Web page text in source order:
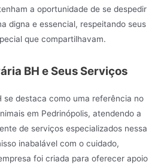
a oportunidade de se despedir
digna e essencial, respeitando seus
que compartilhavam.
BH e Seus Serviços
se destaca como uma referência no
em Pedrinópolis, atendendo a
de serviços especializados nessa
inabalável com o cuidado,
foi criada para oferecer apoio